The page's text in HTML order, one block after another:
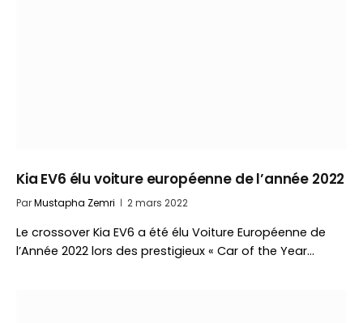
Kia EV6 élu voiture européenne de l’année 2022
ParMustapha Zemri 2 mars 2022
Le crossover Kia EV6 a été élu Voiture Européenne de
l’Année 2022 lors des prestigieux « Car of the Year…